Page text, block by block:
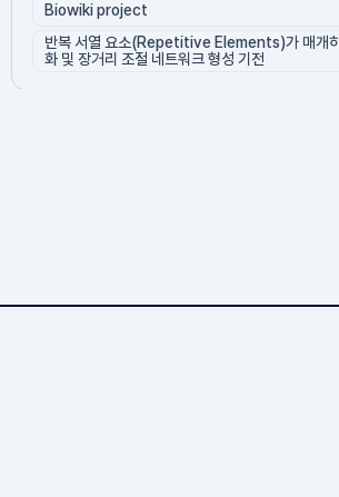
Biowiki project
반복 서열 요소(Repetitive Elements)가 매개
화 및 장거리 조절 네트워크 형성 기전